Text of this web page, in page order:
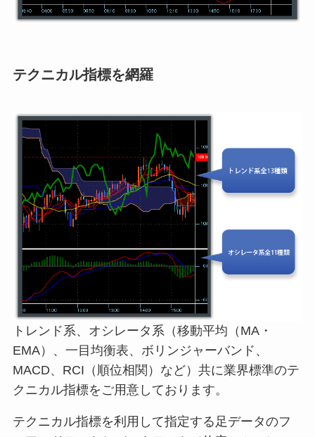
テクニカル指標を網羅
トレンド系、オシレータ系（移動平均（MA・
EMA）、一目均衡表、ボリンジャーバンド、
MACD、RCI（順位相関）など）共に業界標準のテ
クニカル指標をご用意しております。
テクニカル指標を利用して指定する足データのフ